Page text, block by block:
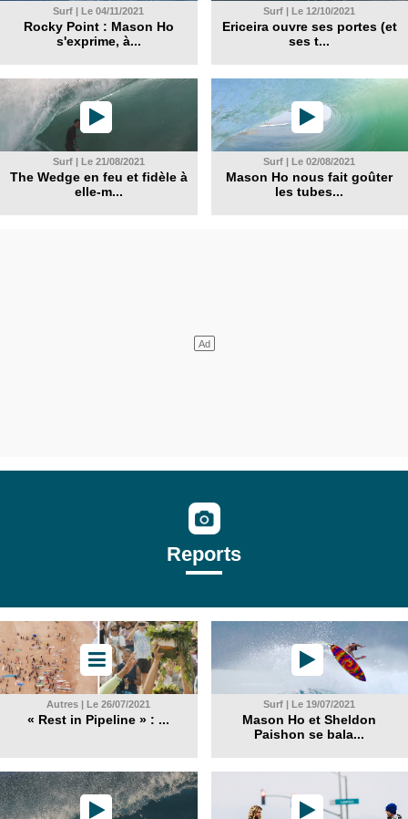
Surf | Le 04/11/2021
Rocky Point : Mason Ho
s'exprime, à...
Surf | Le 12/10/2021
Ericeira ouvre ses portes (et
ses t...
Surf | Le 21/08/2021
The Wedge en feu et fidèle à
elle-m...
Surf | Le 02/08/2021
Mason Ho nous fait goûter
les tubes...
Reports
Autres | Le 26/07/2021
« Rest in Pipeline » : ...
Surf | Le 19/07/2021
Mason Ho et Sheldon
Paishon se bala...